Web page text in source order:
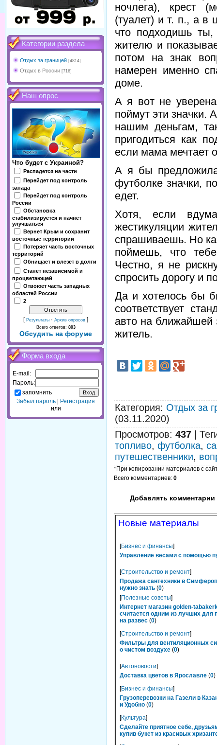
Категории раздела
Отдых за границей [4814]
Отдых в России [716]
Наш опрос
Что будет с Украиной?
Распадется на части
Перейдет под контроль
запада
Перейдет под контроль
России
Обстановка
стабилизируется и начнет
улучшаться
Вернет Крым и сохранит
восточные территории
Потеряет часть восточных
территорий
Обнищает и влезет в долги
Станет независимой и
процветающей
Отвоюет часть западных
областей России
2
[ Результаты · Архив опросов ]
Всего ответов: 803
Обсудить на форуме
Форма входа
E-mail:
Пароль:
запомнить
Забыл пароль
Регистрация
или
ночлега), крест
(туалет) и т. п., а в
что подходишь
жителю и
потом на знак
намерен именно
доме.
А я вот не
поймут эти значки.
нашим деньгам,
пригодиться как
если мама мечтает
А я бы
футболке значки,
едет.
Хотя, если
жестикуляции
спрашиваешь. Но
поймешь, что
Честно, я не
спросить дорогу и
Да и хотелось бы
соответствует
авто на ближайшей
житель.
Категория: Отдых за
(03.11.2020)
Просмотров: 437
топливо, футболка,
путешественники,
*При копировании материалов с
Всего комментариев: 0
Добавлять комментарии
Новые материалы
[Бизнес и финансы]
Управление весами с помощью
[Строительство и ремонт]
Продажа сантехники в
нужно знать (0)
[Полезные советы]
Интернет магазин golden-
считается одним из лучших для
на развес (0)
[Строительство и ремонт]
Фильтры для вентиляционных
о чистом воздухе (0)
[Автоновости]
Доставка цветов в Ярославле (0)
[Бизнес и финансы]
Грузоперевозки на Газели в
и Удобно (0)
[Культура]
Сделайте приятное себе,
купив букет из красивых